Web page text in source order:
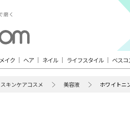
メイク ヘア ネイル ライフスタイル ベスコ
スキンケアコスメ 美容液 ホワイトニ